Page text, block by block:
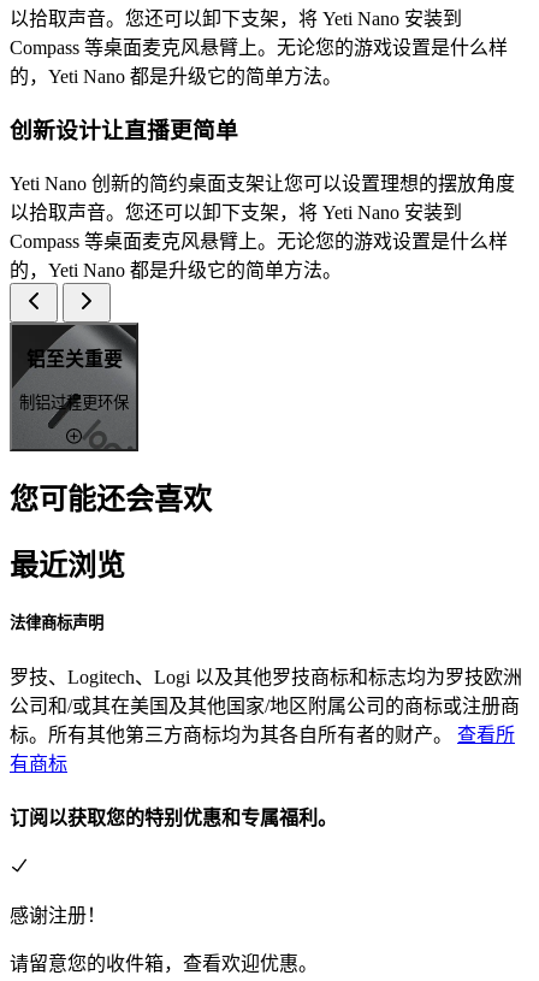
以拾取声音。您还可以卸下支架，将 Yeti Nano 安装到
Compass 等桌面麦克风悬臂上。无论您的游戏设置是什么样
的，Yeti Nano 都是升级它的简单方法。
创新设计让直播更简单
Yeti Nano 创新的简约桌面支架让您可以设置理想的摆放角度
以拾取声音。您还可以卸下支架，将 Yeti Nano 安装到
Compass 等桌面麦克风悬臂上。无论您的游戏设置是什么样
的，Yeti Nano 都是升级它的简单方法。
铝至关重要
制铝过程更环保
您可能还会喜欢
最近浏览
法律商标声明
罗技、Logitech、Logi 以及其他罗技商标和标志均为罗技欧洲
公司和/或其在美国及其他国家/地区附属公司的商标或注册商
标。所有其他第三方商标均为其各自所有者的财产。 查看所
有商标
订阅以获取您的特别优惠和专属福利。
感谢注册！
请留意您的收件箱，查看欢迎优惠。